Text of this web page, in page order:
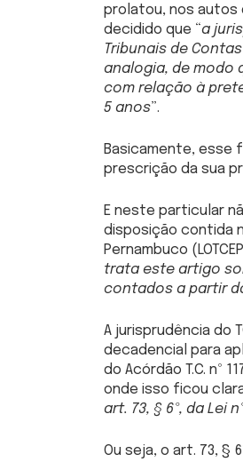
prolatou, nos autos
decidido que “a
Tribunais de
analogia, de modo
com relação à
5 anos”.
Basicamente, esse
prescrição da sua
E neste particular
disposição contida
Pernambuco
trata este artigo
contados a partir
A jurisprudência do
decadencial para
do Acórdão T.C. nº
onde isso ficou
art. 73, § 6º, da Lei
Ou seja, o art. 73, §